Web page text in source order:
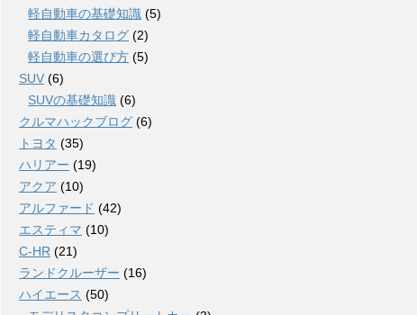
軽自動車の基礎知識 (5)
軽自動車カタログ (2)
軽自動車の選び方 (5)
SUV (6)
SUVの基礎知識 (6)
クルマハックブログ (6)
トヨタ (35)
ハリアー (19)
アクア (10)
アルファード (42)
エスティマ (10)
C-HR (21)
ランドクルーザー (16)
ハイエース (50)